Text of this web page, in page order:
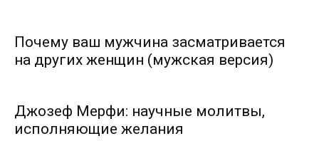
Почему ваш мужчина засматривается
на других женщин (мужская версия)
Джозеф Мерфи: научные молитвы,
исполняющие желания